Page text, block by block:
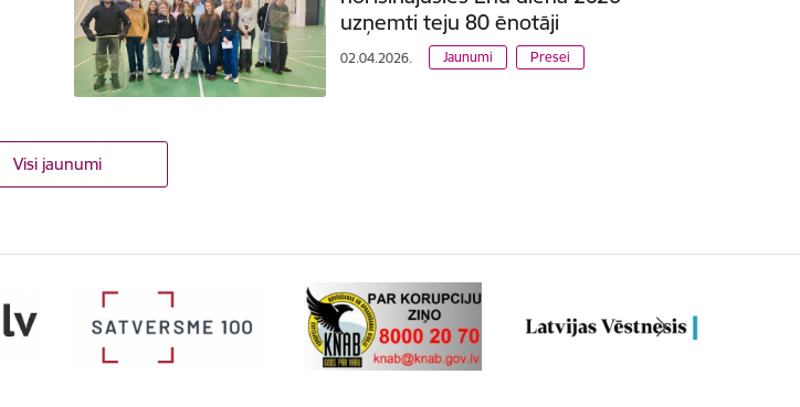
uzņemti teju 80 ēnotāji
02.04.2026. Jaunumi Presei
Visi jaunumi